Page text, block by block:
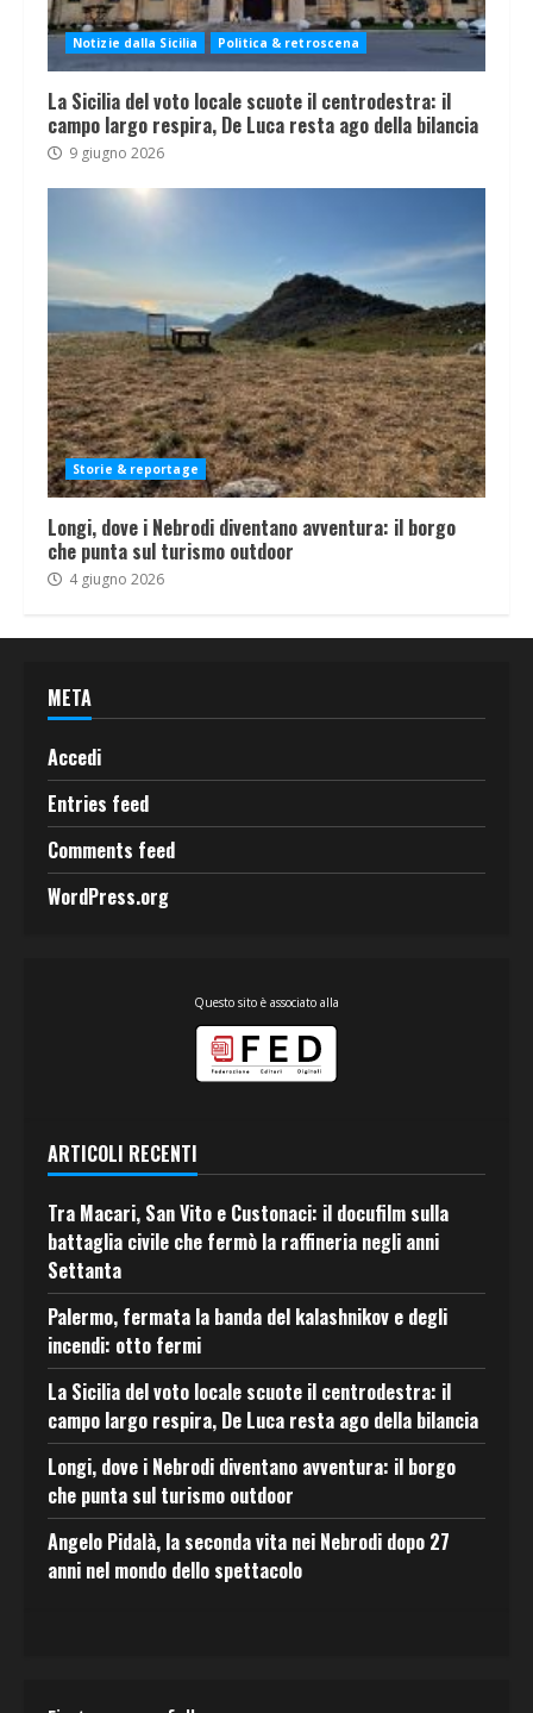
Notizie dalla Sicilia Politica & retroscena
La Sicilia del voto locale scuote il centrodestra: il
campo largo respira, De Luca resta ago della bilancia
9 giugno 2026
Storie & reportage
Longi, dove i Nebrodi diventano avventura: il borgo
che punta sul turismo outdoor
4 giugno 2026
META
Accedi
Entries feed
Comments feed
WordPress.org
Questo sito è associato alla
ARTICOLI RECENTI
Tra Macari, San Vito e Custonaci: il docufilm sulla
battaglia civile che fermò la raffineria negli anni
Settanta
Palermo, fermata la banda del kalashnikov e degli
incendi: otto fermi
La Sicilia del voto locale scuote il centrodestra: il
campo largo respira, De Luca resta ago della bilancia
Longi, dove i Nebrodi diventano avventura: il borgo
che punta sul turismo outdoor
Angelo Pidalà, la seconda vita nei Nebrodi dopo 27
anni nel mondo dello spettacolo